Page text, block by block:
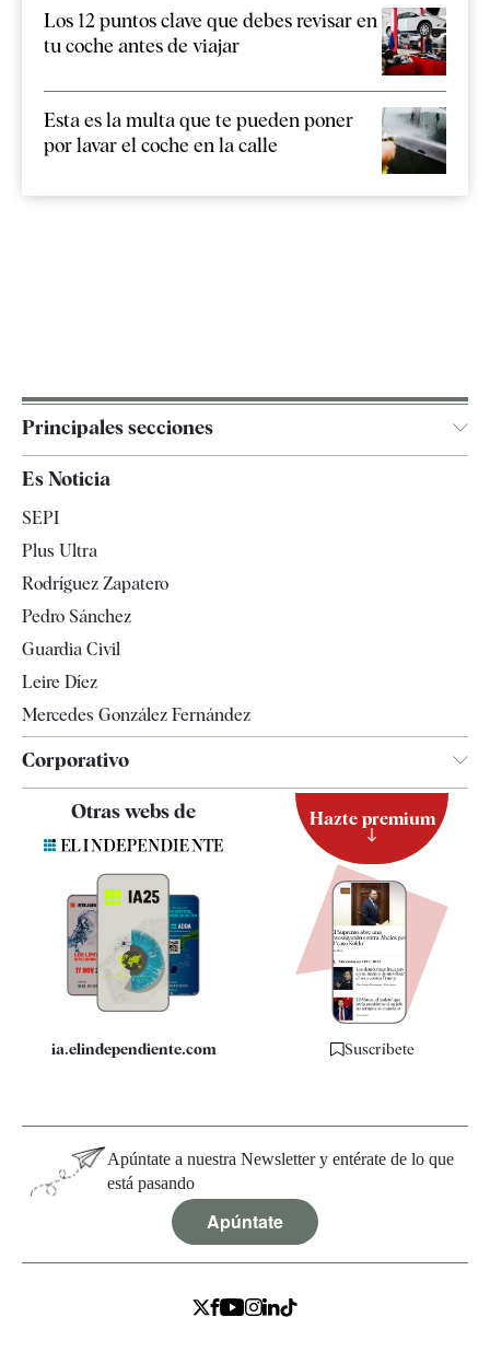
Los 12 puntos clave que debes revisar en
tu coche antes de viajar
Esta es la multa que te pueden poner
por lavar el coche en la calle
Principales secciones
España
Televisión
Es Noticia
SEPI
Plus Ultra
Rodríguez Zapatero
Pedro Sánchez
Guardia Civil
Leire Díez
Mercedes González Fernández
Corporativo
Contacto
Quiénes somos
Especificaciones
Otras webs de
ia.elindependiente.com
Hazte premium
Suscríbete
Apúntate a nuestra Newsletter y entérate de lo que
está pasando
Apúntate